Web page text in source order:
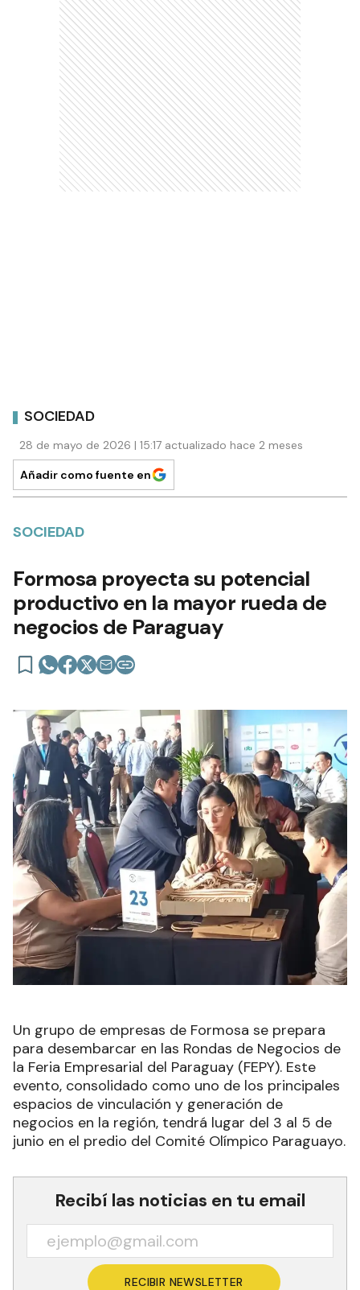
SOCIEDAD
28 de mayo de 2026 | 15:17 actualizado hace 2 meses
Añadir como fuente en
SOCIEDAD
Formosa proyecta su potencial
productivo en la mayor rueda de
negocios de Paraguay
Un grupo de empresas de Formosa se prepara
para desembarcar en las Rondas de Negocios de
la Feria Empresarial del Paraguay (FEPY). Este
evento, consolidado como uno de los principales
espacios de vinculación y generación de
negocios en la región, tendrá lugar del 3 al 5 de
junio en el predio del Comité Olímpico Paraguayo.
Recibí las noticias en tu email
RECIBIR NEWSLETTER